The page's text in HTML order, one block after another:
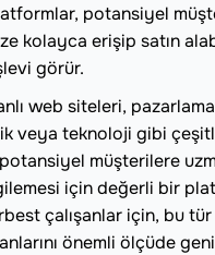
potansiyel
kolayca erişip satın
görür.
web siteleri,
veya teknoloji gibi
müşterilere
için değerli bir
çalışanlar için, bu
önemli ölçüde